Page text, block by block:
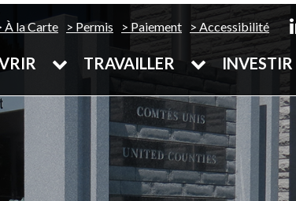
À la Carte Permis Paiement Accessibilité
TRAVAILLER INVESTIR